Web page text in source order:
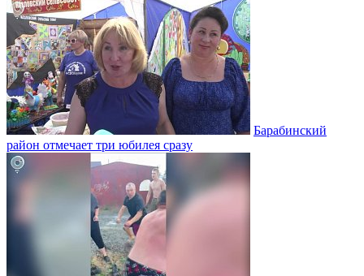
Барабинский
район отмечает три юбилея сразу